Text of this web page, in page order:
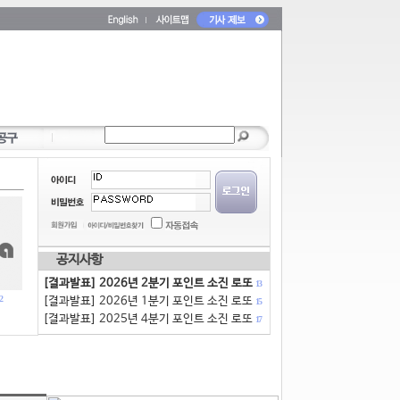
2
공지사항
[결과발표] 2026년 2분기 포인트 소진 로또 13
[결과발표] 2026년 1분기 포인트 소진 로또 15
[결과발표] 2025년 4분기 포인트 소진 로또 17